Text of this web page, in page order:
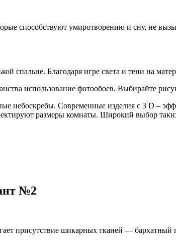
способствуют умиротворению и сну, не
спальне. Благодаря игре света и тени на
использование фотообоев. Выбирайте
небоскребы. Современные изделия с 3 D –
размеры комнаты. Широкий выбор
№2
присутствие шикарных тканей —